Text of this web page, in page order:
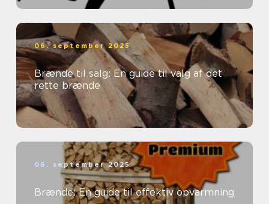
06. september 2025
Brænde til salg: En guide til valg af det
rette brænde
06. september 2025
Brænde: En guide til effektiv opvarmning